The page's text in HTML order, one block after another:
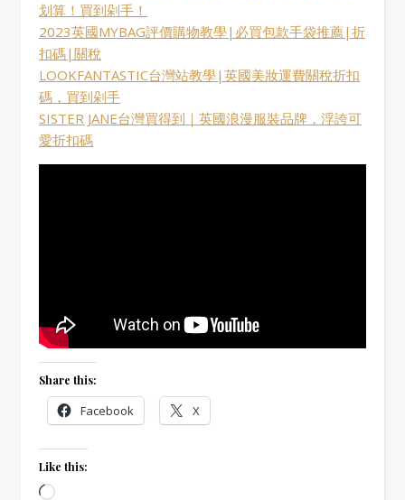
划算！買到剁手！
2023英國MYBAG評價購物教學|必買包款手袋推薦|折
扣碼|關稅
LOOKFANTASTIC台灣站教學|英國美妝運費關稅折扣
碼，買到剁手
SISTER JANE台灣買得到｜英國浪漫服裝品牌，浮誇可
愛折扣碼
Share this:
Facebook X
Like this:
Loading…